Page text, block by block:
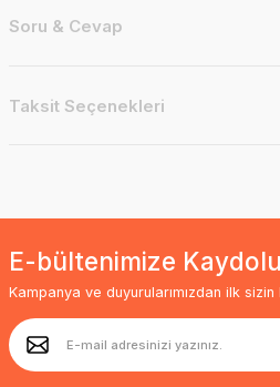
Soru & Cevap
Taksit Seçenekleri
E-bültenimize
Kampanya ve duyurularımızdan ilk